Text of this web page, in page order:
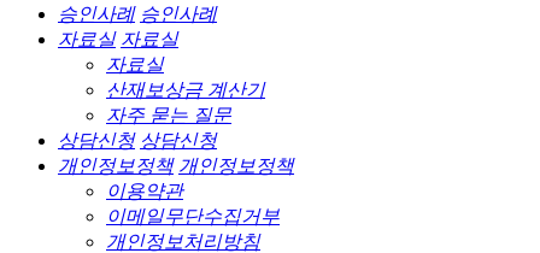
승인사례 승인사례
자료실 자료실
자료실
산재보상금 계산기
자주 묻는 질문
상담신청 상담신청
개인정보정책 개인정보정책
이용약관
이메일무단수집거부
개인정보처리방침